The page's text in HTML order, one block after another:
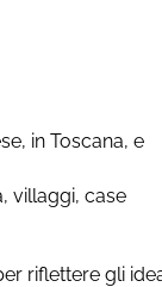
in Toscana, e
villaggi, case
riflettere gli